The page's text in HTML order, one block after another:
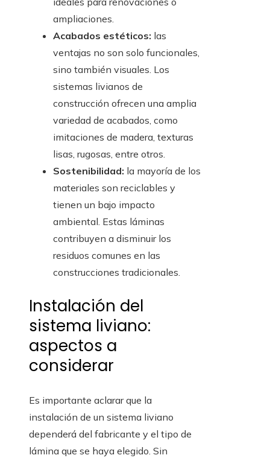
ampliaciones.
Acabados estéticos: las
ventajas no son solo funcionales,
sino también visuales. Los
sistemas livianos de
construcción ofrecen una amplia
variedad de acabados, como
imitaciones de madera, texturas
lisas, rugosas, entre otros.
Sostenibilidad: la mayoría de los
materiales son reciclables y
tienen un bajo impacto
ambiental. Estas láminas
contribuyen a disminuir los
residuos comunes en las
construcciones tradicionales.
Instalación del
sistema liviano:
aspectos a
considerar
Es importante aclarar que la
instalación de un sistema liviano
dependerá del fabricante y el tipo de
lámina que se haya elegido. Sin